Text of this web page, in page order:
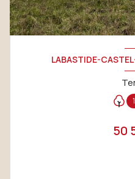
LABASTIDE-
50